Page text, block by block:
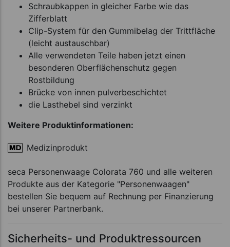
Schraubkappen in gleicher Farbe wie das
Zifferblatt
Clip-System für den Gummibelag der Trittfläche
(leicht austauschbar)
Alle verwendeten Teile haben jetzt einen
besonderen Oberflächenschutz gegen
Rostbildung
Brücke von innen pulverbeschichtet
die Lasthebel sind verzinkt
Weitere Produktinformationen:
Medizinprodukt
seca Personenwaage Colorata 760 und alle weiteren
Produkte aus der Kategorie "Personenwaagen"
bestellen Sie bequem auf Rechnung per Finanzierung
bei unserer Partnerbank.
Sicherheits- und Produktressourcen